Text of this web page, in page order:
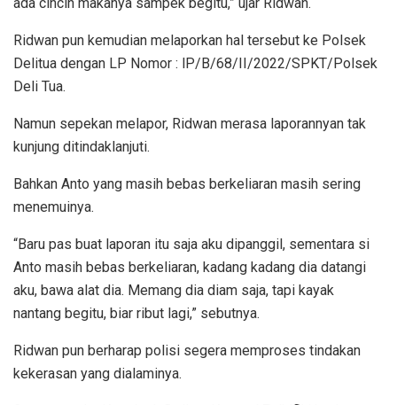
ada cincin makanya sampek begitu,” ujar Ridwan.
Ridwan pun kemudian melaporkan hal tersebut ke Polsek
Delitua dengan LP Nomor : lP/B/68/II/2022/SPKT/Polsek
Deli Tua.
Namun sepekan melapor, Ridwan merasa laporannyan tak
kunjung ditindaklanjuti.
Bahkan Anto yang masih bebas berkeliaran masih sering
menemuinya.
“Baru pas buat laporan itu saja aku dipanggil, sementara si
Anto masih bebas berkeliaran, kadang kadang dia datangi
aku, bawa alat dia. Memang dia diam saja, tapi kayak
nantang begitu, biar ribut lagi,” sebutnya.
Ridwan pun berharap polisi segera memproses tindakan
kekerasan yang dialaminya.